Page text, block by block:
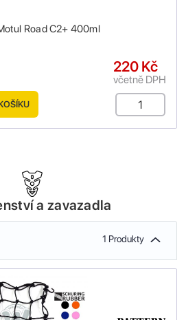
Road C2+ 400ml
220 Kč
včetně DPH
a zavazadla
1 Produkty